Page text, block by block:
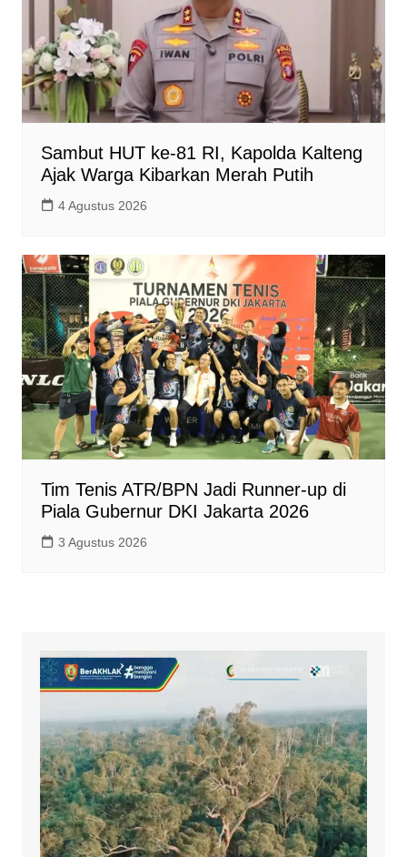
Sambut HUT ke-81 RI, Kapolda Kalteng
Ajak Warga Kibarkan Merah Putih
4 Agustus 2026
Tim Tenis ATR/BPN Jadi Runner-up di
Piala Gubernur DKI Jakarta 2026
3 Agustus 2026